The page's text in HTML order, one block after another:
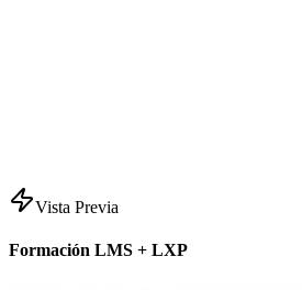
Vista Previa
Formación LMS + LXP